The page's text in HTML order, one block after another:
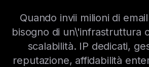
Quando invii milioni di
bisogno di un\'infrastruttura
scalabilità. IP dedicati,
reputazione, affidabilità